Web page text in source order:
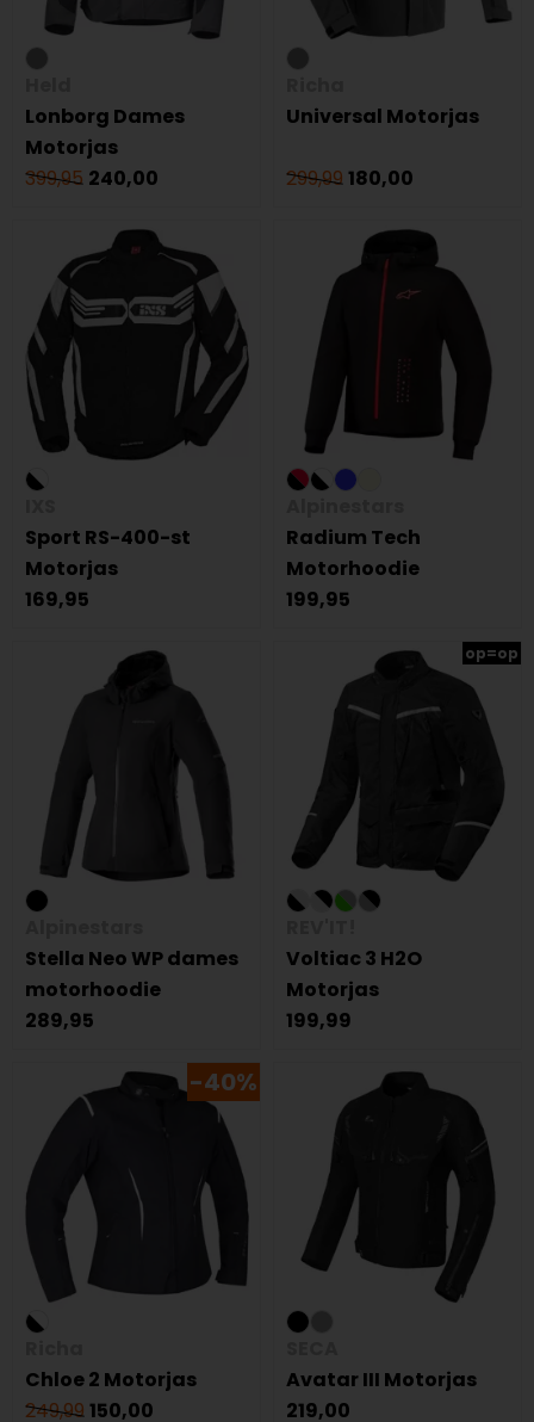
Lonborg Dames
Motorjas
399,95 240,00
Universal Motorjas
299,99180,00
Sport RS-400-st
Motorjas
169,95
Radium Tech
Motorhoodie
199,95
Stella Neo WP dames
motorhoodie
289,95
op=op
Voltiac 3 H2O
Motorjas
199,99
-40%
Chloe 2 Motorjas
249,99150,00
Avatar III Motorjas
219,00